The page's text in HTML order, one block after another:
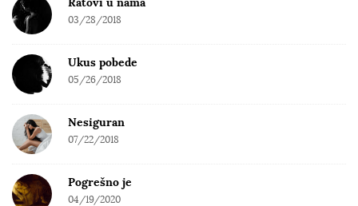
03/28/2018
Ukus pobede
05/26/2018
Nesiguran
07/22/2018
Pogrešno je
04/19/2020